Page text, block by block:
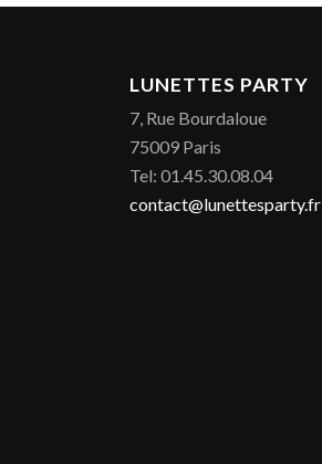
LUNETTES PARTY
7, Rue Bourdaloue
75009 Paris
Tel: 01.45.30.08.04
contact@lunettesparty.fr